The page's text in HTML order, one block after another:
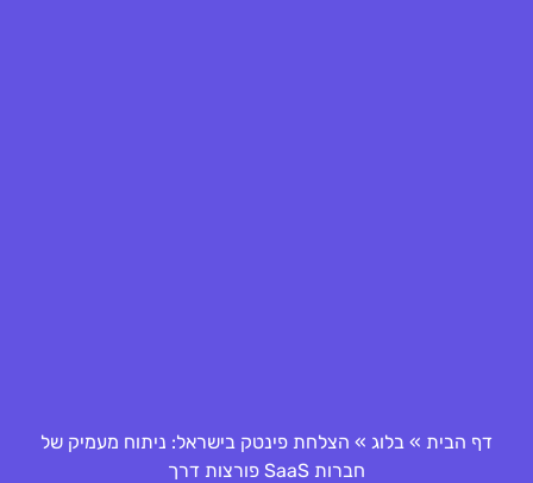
דף הבית » בלוג » הצלחת פינטק בישראל: ניתוח מעמיק של
חברות SaaS פורצות דרך